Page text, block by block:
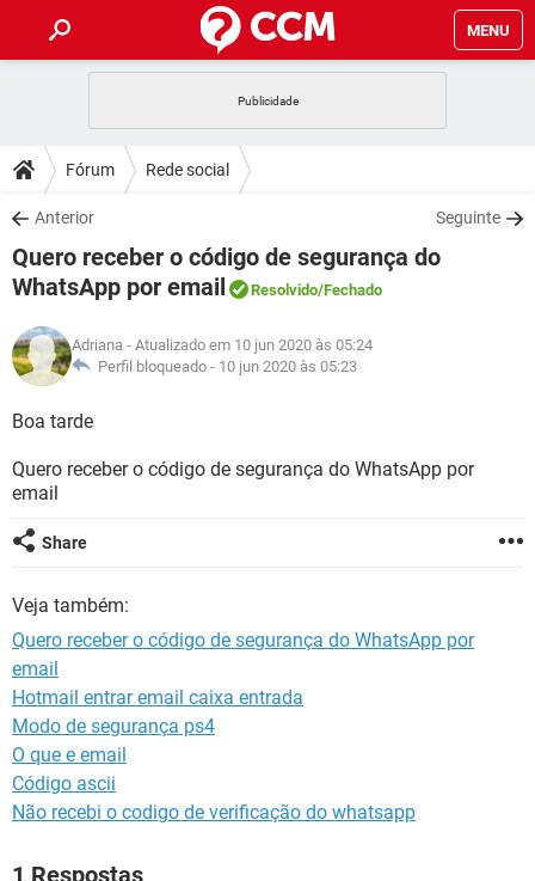
MENU
CELULAR
OUTLOOK
INSTAGRAM GMAIL
GUIA DE COMPRAS
DICAS
JOGOS
OUTLOOK
GUIA DE COMPRAS
DOWNLOADS
JOGOS WHATSAPP
CELULAR FACEBOOK
OUTLOOK EXCEL
INSTAGRAM
GUIA DE COMPRAS
FÓRUM
CELULAR FACEBOOK
GUIA DE COMPRAS
GLOSSÁRIO
JOGOS
CELULAR
OUTLOOK EXCEL
INSTAGRAM
GUIA DE COMPRAS
Fórum Rede social
Anterior Seguinte
Quero receber o código de segurança do
WhatsApp por email
Resolvido/Fechado
Adriana - Atualizado em 10 jun 2020 às 05:24
Perfil bloqueado - 10 jun 2020 às 05:23
Boa tarde
Quero receber o código de segurança do WhatsApp por
email
Share
Veja também:
Quero receber o código de segurança do WhatsApp por
email
Hotmail entrar email caixa entrada
Modo de segurança ps4
O que e email
Código ascii
Não recebi o codigo de verificação do whatsapp
1 Respostas